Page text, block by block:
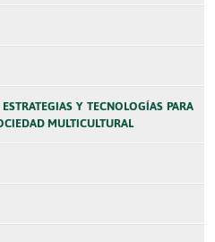
Y TECNOLOGÍAS PARA
MULTICULTURAL